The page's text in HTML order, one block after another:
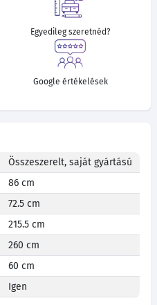
Egyedileg szeretnéd?
Google értékelések
Összeszerelt, saját gyártású
86 cm
72.5 cm
215.5 cm
260 cm
60 cm
Igen